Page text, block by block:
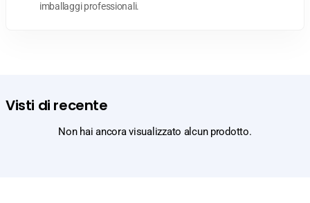
imballaggi professionali.
Visti di recente
Non hai ancora visualizzato alcun prodotto.